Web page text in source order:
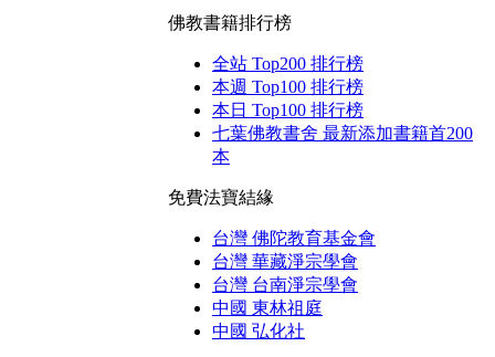
佛教書籍排行榜
全站 Top200 排行榜
本週 Top100 排行榜
本日 Top100 排行榜
七葉佛教書舍 最新添加書籍首200
本
免費法寶結緣
台灣 佛陀教育基金會
台灣 華藏淨宗學會
台灣 台南淨宗學會
中國 東林祖庭
中國 弘化社